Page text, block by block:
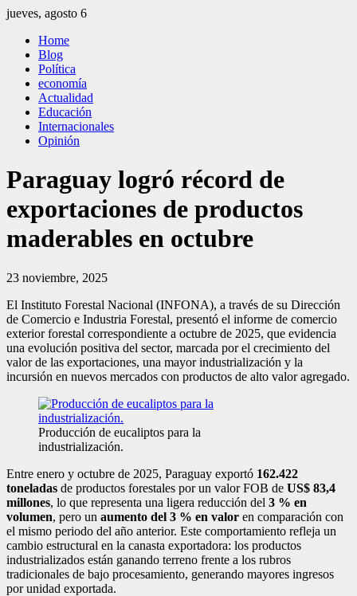
Saltar
contenido
jueves, agosto 6
El Independiente
El independiente Libre y Transparente
Home
Blog
Política
economía
Actualidad
Educación
Internacionales
Opinión
Paraguay logró récord de
exportaciones de productos
maderables en octubre
23 noviembre, 2025
El Instituto Forestal Nacional (INFONA), a través de su Dirección
de Comercio e Industria Forestal, presentó el informe de comercio
exterior forestal correspondiente a octubre de 2025, que evidencia
una evolución positiva del sector, marcada por el crecimiento del
valor de las exportaciones, una mayor industrialización y la
incursión en nuevos mercados con productos de alto valor agregado.
Producción de eucaliptos para la
industrialización.
Entre enero y octubre de 2025, Paraguay exportó 162.422
toneladas de productos forestales por un valor FOB de US$ 83,4
millones, lo que representa una ligera reducción del 3 % en
volumen, pero un aumento del 3 % en valor en comparación con
el mismo periodo del año anterior. Este comportamiento refleja un
cambio estructural en la canasta exportadora: los productos
industrializados están ganando terreno frente a los rubros
tradicionales de bajo procesamiento, generando mayores ingresos
por unidad exportada.